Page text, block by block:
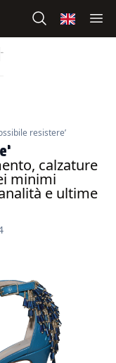
resistere’
calzature
minimi
e ultime